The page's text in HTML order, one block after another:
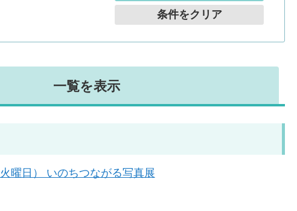
条件をクリア
一覧を表示
曜日） いのちつながる写真展